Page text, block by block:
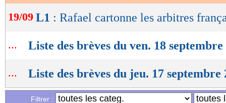
19/09 L1 : Rafael cartonne les arbitres
... Liste des brèves du ven. 18 septembre
... Liste des brèves du jeu. 17 septembre
Filtrer :